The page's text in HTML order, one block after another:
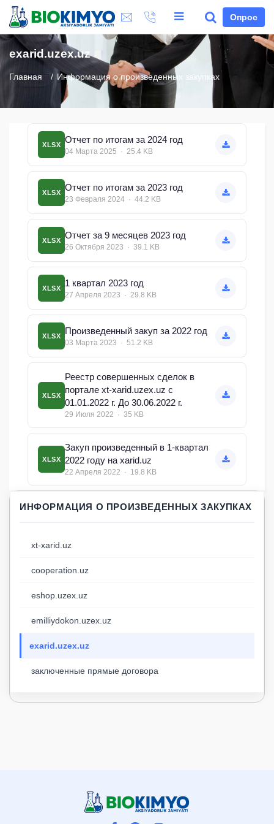
Опрос
exarid.uzex.uz
Главная Информация о произведенных закупках
XLSX
Отчет по итогам за 2024 год
04 Марта 2025 · 25.4 KB
XLSX
Отчет по итогам за 2023 год
23 Февраля 2024 · 44.2 KB
XLSX
Отчет за 9 месяцев 2023 год
26 Октября 2023 · 39.1 KB
XLSX
1 квартал 2023 год
27 Апреля 2023 · 29.8 KB
XLSX
Произведенный закуп за 2022 год
03 Марта 2023 · 51.2 KB
XLSX
Реестр совершенных сделок в
портале xt-xarid.uzex.uz с
01.01.2022 г. До 30.06.2022 г.
29 Июля 2022 · 35 KB
XLSX
Закуп произведенный в 1-квартал
2022 году на xarid.uz
22 Апреля 2022 · 19.8 KB
ИНФОРМАЦИЯ О ПРОИЗВЕДЕННЫХ ЗАКУПКАХ
xt-xarid.uz
cooperation.uz
eshop.uzex.uz
emilliydokon.uzex.uz
exarid.uzex.uz
заключенные прямые договора